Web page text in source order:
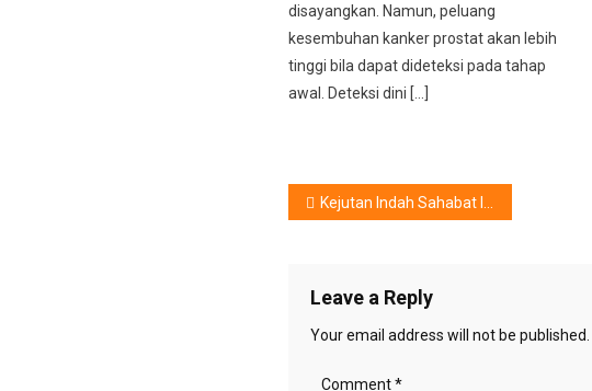
disayangkan. Namun, peluang
kesembuhan kanker prostat akan lebih
tinggi bila dapat dideteksi pada tahap
awal. Deteksi dini […]
Post
Kejutan Indah Sahabat Ibu Hamil & Menyusui
Leave a Reply
Your email address will not be published.
Comment*